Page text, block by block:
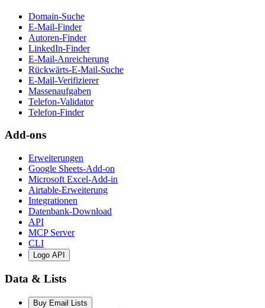
Domain-Suche
E-Mail-Finder
Autoren-Finder
LinkedIn-Finder
E-Mail-Anreicherung
Rückwärts-E-Mail-Suche
E-Mail-Verifizierer
Massenaufgaben
Telefon-Validator
Telefon-Finder
Add-ons
Erweiterungen
Google Sheets-Add-on
Microsoft Excel-Add-in
Airtable-Erweiterung
Integrationen
Datenbank-Download
API
MCP Server
CLI
Logo API
Data & Lists
Buy Email Lists